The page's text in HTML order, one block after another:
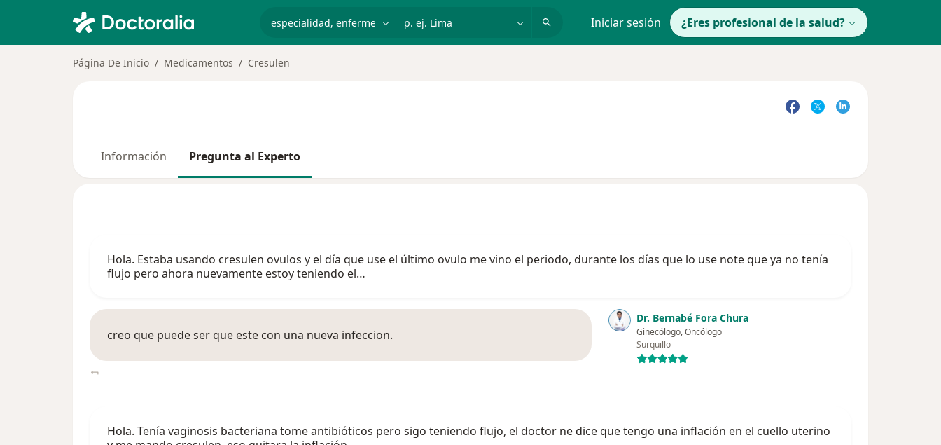
Iniciar sesión ¿Eres profesional de la salud?
Página De Inicio Medicamentos Cresulen
Información Pregunta al Experto
Hola. Estaba usando cresulen ovulos y el día que use el último ovulo me vino el periodo, durante los días que lo use note que ya no tenía
flujo pero ahora nuevamente estoy teniendo el…
Dr. Bernabé Fora Chura
Ginecólogo, Oncólogo
Surquillo
creo que puede ser que este con una nueva infeccion.
Hola. Tenía vaginosis bacteriana tome antibióticos pero sigo teniendo flujo, el doctor ne dice que tengo una inflación en el cuello uterino